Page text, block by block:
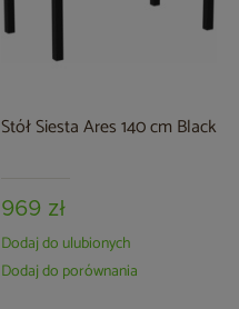
Stół Siesta Ares 140 cm Black
969 zł
Dodaj do ulubionych
Dodaj do porównania